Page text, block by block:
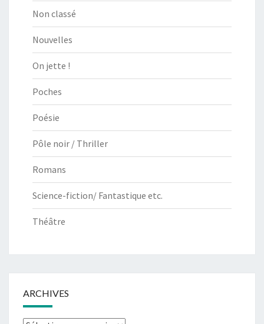
Non classé
Nouvelles
On jette !
Poches
Poésie
Pôle noir / Thriller
Romans
Science-fiction/ Fantastique etc.
Théâtre
ARCHIVES